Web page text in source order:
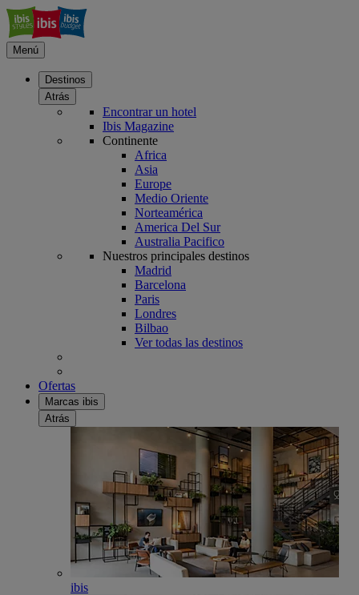
Menú
Destinos
Atrás
Encontrar un hotel
Ibis Magazine
Continente
Africa
Asia
Europe
Medio Oriente
Norteamérica
America Del Sur
Australia Pacifico
Nuestros principales destinos
Madrid
Barcelona
Paris
Londres
Bilbao
Ver todas las destinos
Ofertas
Marcas ibis
Atrás
ibis